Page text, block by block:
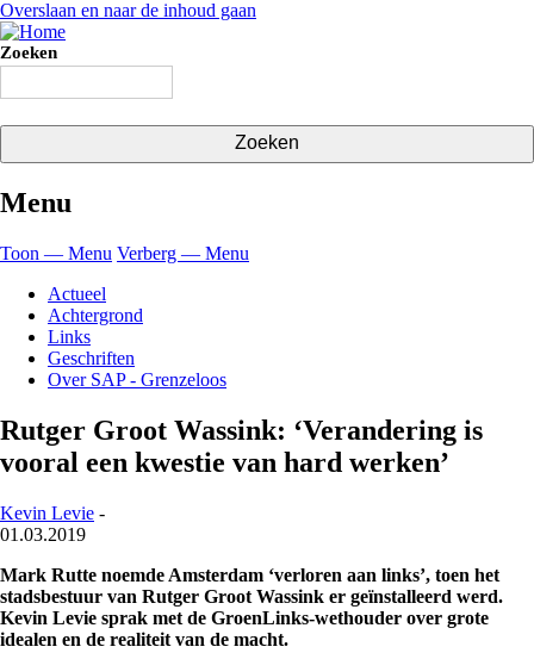
Overslaan en naar de inhoud gaan
Zoeken
Menu
Toon — Menu Verberg — Menu
Actueel
Achtergrond
Links
Geschriften
Over SAP - Grenzeloos
Rutger Groot Wassink: ‘Verandering is
vooral een kwestie van hard werken’
Kevin Levie -
01.03.2019
Mark Rutte noemde Amsterdam ‘verloren aan links’, toen het
stadsbestuur van Rutger Groot Wassink er geïnstalleerd werd.
Kevin Levie sprak met de GroenLinks-wethouder over grote
idealen en de realiteit van de macht.